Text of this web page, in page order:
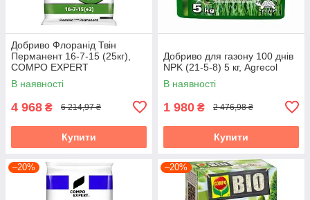
Добриво Флоранід Твін
Перманент 16-7-15 (25кг),
COMPO EXPERT
В наявності
4 968 ₴ 6 214,97 ₴
Купити
Добриво для газону 100 днів
NPK (21-5-8) 5 кг, Agrecol
В наявності
1 980 ₴ 2 476,98 ₴
Купити
–20% –20%